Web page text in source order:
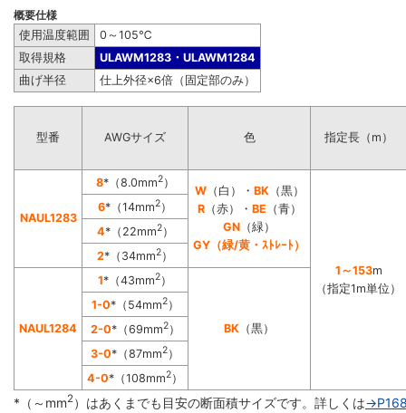
概要仕様
使用温度範囲
0～105℃
取得規格
ULAWM1283・ULAWM1284
曲げ半径
仕上外径×6倍（固定部のみ）
型番 AWGサイズ 色 指定長（m）
NAUL1283
8*（8.0mm2）
W（白）・ BK （黒）
R（赤）・ BE （青）
GN （緑）
GY（緑/黄・ｽﾄﾚｰﾄ）
1～153m
（指定1m単位）
6*（14mm2）
4*（22mm2）
2*（34mm2）
NAUL1284
1*（43mm2）
BK （黒）
1-0*（54mm2）
2-0*（69mm2）
3-0*（87mm2）
4-0*（108mm2）
*（～mm2 ）はあくまでも目安の断面積サイズです。詳しくは